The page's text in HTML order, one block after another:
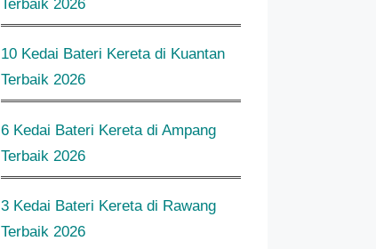
Terbaik 2026
10 Kedai Bateri Kereta di Kuantan
Terbaik 2026
6 Kedai Bateri Kereta di Ampang
Terbaik 2026
3 Kedai Bateri Kereta di Rawang
Terbaik 2026